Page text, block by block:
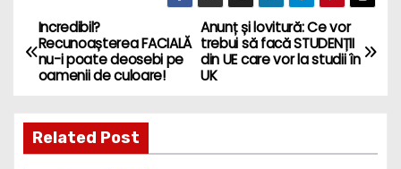
P
o
t
Anunț și lovitură: Ce vor
trebui să facă STUDENȚII
din UE care vor la studii în
UK
Incredibil?
Recunoașterea FACIALĂ
nu-i poate deosebi pe
oamenii de culoare!
Related Post